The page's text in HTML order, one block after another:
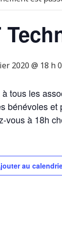
2020 @ 18 h
tous les
bénévoles
vous à 18h
au